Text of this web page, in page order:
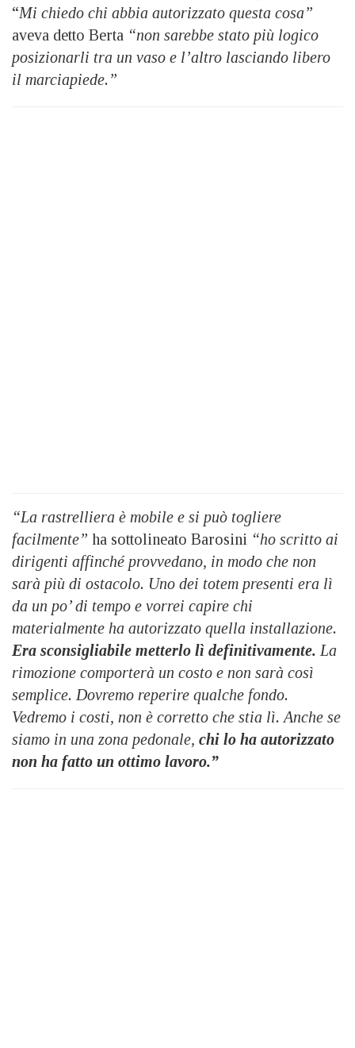
“Mi chiedo chi abbia autorizzato questa cosa”
aveva detto Berta “non sarebbe stato più logico
posizionarli tra un vaso e l’altro lasciando libero
il marciapiede.”
“La rastrelliera è mobile e si può togliere
facilmente” ha sottolineato Barosini “ho scritto ai
dirigenti affinché provvedano, in modo che non
sarà più di ostacolo. Uno dei totem presenti era lì
da un po’ di tempo e vorrei capire chi
materialmente ha autorizzato quella installazione.
Era sconsigliabile metterlo lì definitivamente. La
rimozione comporterà un costo e non sarà così
semplice. Dovremo reperire qualche fondo.
Vedremo i costi, non è corretto che stia lì. Anche se
siamo in una zona pedonale, chi lo ha autorizzato
non ha fatto un ottimo lavoro.”